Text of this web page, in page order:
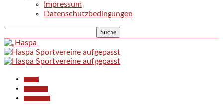
Impressum
Datenschutzbedingungen